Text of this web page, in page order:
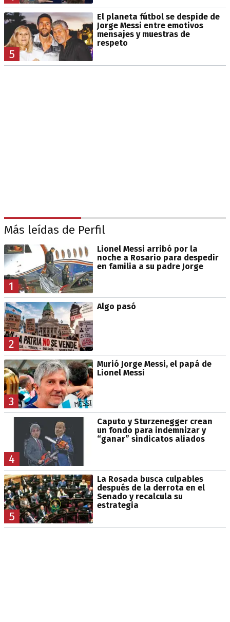
5
El planeta fútbol se despide de
Jorge Messi entre emotivos
mensajes y muestras de
respeto
Más leídas de Perfil
1
Lionel Messi arribó por la
noche a Rosario para despedir
en familia a su padre Jorge
2
Algo pasó
3
Murió Jorge Messi, el papá de
Lionel Messi
4
Caputo y Sturzenegger crean
un fondo para indemnizar y
“ganar” sindicatos aliados
5
La Rosada busca culpables
después de la derrota en el
Senado y recalcula su
estrategia